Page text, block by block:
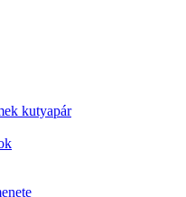
kutyapár